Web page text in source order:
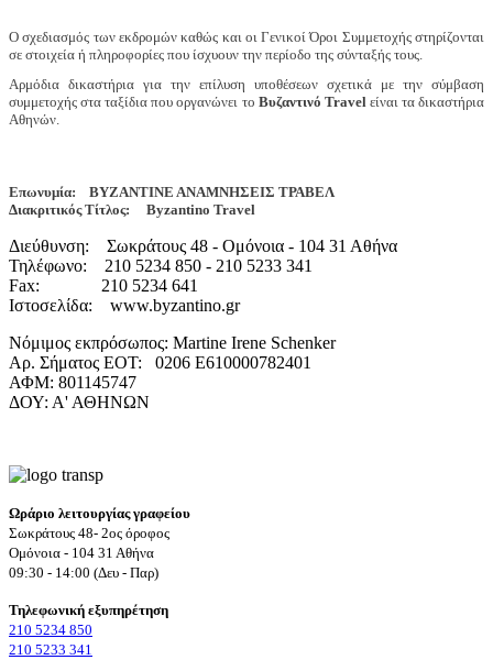
Ο σχεδιασμός των εκδρομών καθώς και οι Γενικοί Όροι Συμμετοχής στηρίζονται
σε στοιχεία ή πληροφορίες που ίσχυουν την περίοδο της σύνταξής τους.
Αρμόδια δικαστήρια για την επίλυση υποθέσεων σχετικά με την σύμβαση
συμμετοχής στα ταξίδια που οργανώνει το Βυζαντινό Travelείναι τα δικαστήρια
Αθηνών.
Επωνυμία: ΒΥΖΑΝΤΙΝΕ ΑΝΑΜΝΗΣΕΙΣ ΤΡΑΒΕΛ
Διακριτικός Τίτλος: Byzantino Travel
Διεύθυνση: Σωκράτους 48 - Ομόνοια - 104 31 Αθήνα
Τηλέφωνο: 210 5234 850 - 210 5233 341
Fax: 210 5234 641
Ιστοσελίδα: www.byzantino.gr
Νόμιμος εκπρόσωπος: Martine Irene Schenker
Αρ. Σήματος ΕΟΤ: 0206 Ε610000782401
ΑΦΜ: 801145747
ΔΟΥ: Α' ΑΘΗΝΩΝ
Ωράριο λειτουργίας γραφείου
Σωκράτους 48- 2ος όροφος
Ομόνοια - 104 31 Αθήνα
09:30 - 14:00 (Δευ - Παρ)
Τηλεφωνική εξυπηρέτηση
210 5234 850
210 5233 341